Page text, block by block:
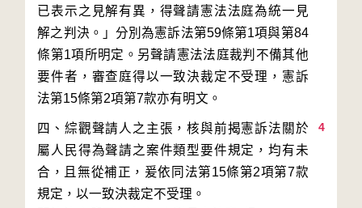
已表示之見解有異，得聲請憲法法庭為統一見
解之判決。」分別為憲訴法第59條第1項與第84
條第1項所明定。另聲請憲法法庭裁判不備其他
要件者，審查庭得以一致決裁定不受理，憲訴
4
四、綜觀聲請人之主張，核與前揭憲訴法關於
屬人民得為聲請之案件類型要件規定，均有未
合，且無從補正，爰依同法第15條第2項第7款
規定，以一致決裁定不受理。